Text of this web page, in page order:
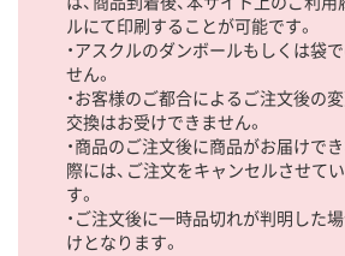
ルにて印刷することが可能です。
・アスクルのダンボールもしくは袋
せん。
・お客様のご都合によるご注文後の変
交換はお受けできません。
・商品のご注文後に商品がお届けで
際には、ご注文をキャンセルさせて
す。
・ご注文後に一時品切れが判明した
けとなります。